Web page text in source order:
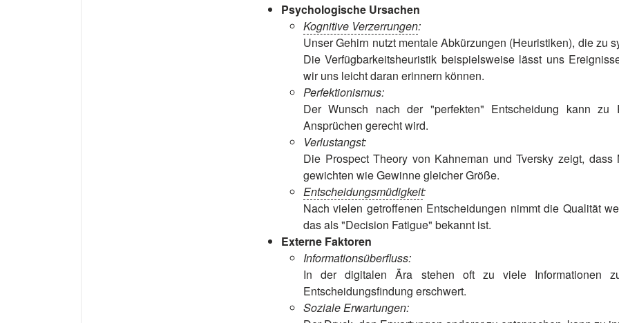
Psychologische Ursachen
Kognitive Verzerrungen:
Unser Gehirn nutzt mentale Abkürzungen (Heuristiken), die zu
Die Verfügbarkeitsheuristik beispielsweise lässt uns
wir uns leicht daran erinnern können.
Perfektionismus:
Der Wunsch nach der "perfekten" Entscheidung kann
Ansprüchen gerecht wird.
Verlustangst:
Die Prospect Theory von Kahneman und Tversky zeigt,
gewichten wie Gewinne gleicher Größe.
Entscheidungsmüdigkeit:
Nach vielen getroffenen Entscheidungen nimmt die Qualität
das als "Decision Fatigue" bekannt ist.
Externe Faktoren
Informationsüberfluss:
In der digitalen Ära stehen oft zu viele Informationen
Entscheidungsfindung erschwert.
Soziale Erwartungen: